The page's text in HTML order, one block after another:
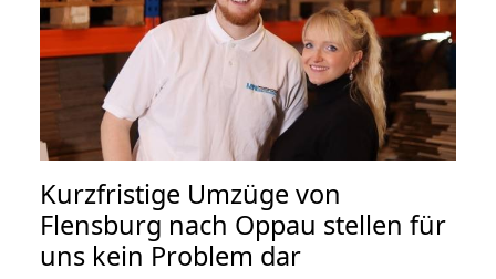
Kurzfristige Umzüge von
Flensburg nach Oppau stellen für
uns kein Problem dar